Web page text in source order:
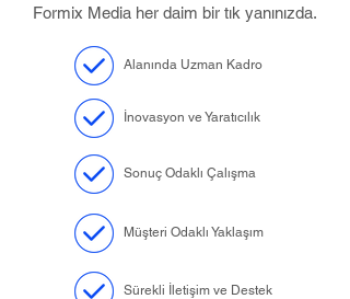
Formix Media her daim bir tık yanınızda.
Alanında Uzman Kadro
İnovasyon ve Yaratıcılık
Sonuç Odaklı Çalışma
Müşteri Odaklı Yaklaşım
Sürekli İletişim ve Destek